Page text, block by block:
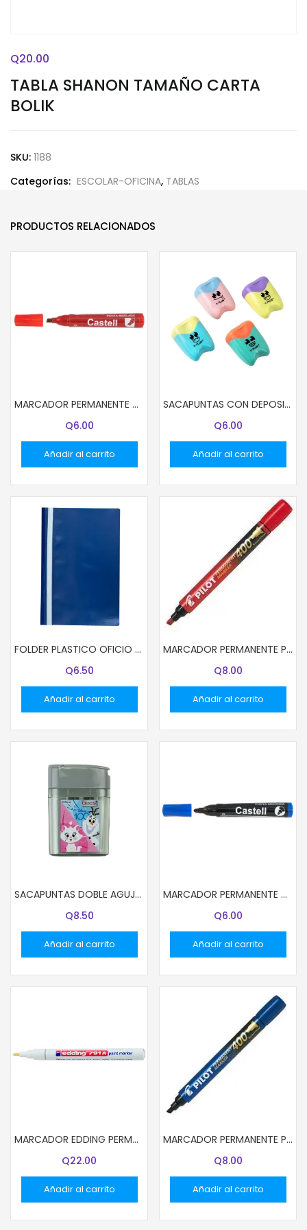
TABLA SHANON TAMAÑO CARTA
BOLIK
Q20.00
SKU: 1188
Categorías: ESCOLAR-OFICINA, TABLAS
PRODUCTOS RELACIONADOS
MARCADOR PERMANENTE CASTELL ROJO BISELADO
Q6.00
Añadir al carrito
SACAPUNTAS CON DEPOSITO Y-PLUS SX23020 SMILE DOBLE
Q6.00
Añadir al carrito
FOLDER PLASTICO OFICIO COLOR AZUL
Q6.50
Añadir al carrito
MARCADOR PERMANENTE PILOT ROJO SCA-400
Q8.00
Añadir al carrito
SACAPUNTAS DOBLE AGUJERO CON DEPOSITO DISNEY NIÑAS
Q8.50
Añadir al carrito
MARCADOR PERMANENTE CASTELL PUNTA REDONDA AZUL
Q6.00
Añadir al carrito
MARCADOR EDDING PERMANENTE 791 DELGADO BLANCO
Q22.00
Añadir al carrito
MARCADOR PERMANENTE PILOT AZUL SCA-400
Q8.00
Añadir al carrito